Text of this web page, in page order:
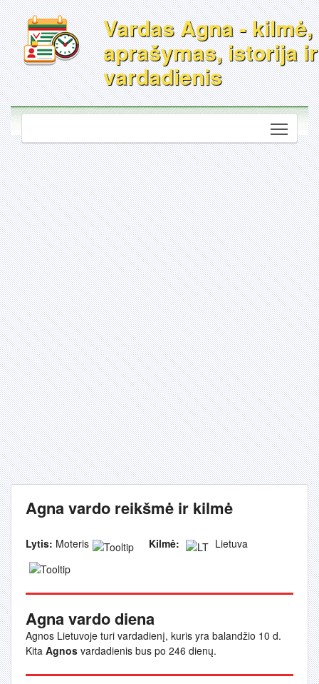
Vardas Agna - kilmė,
aprašymas, istorija ir
vardadienis
Agna vardo reikšmė ir kilmė
Lytis: Moteris Kilmė: Lietuva
Agna vardo diena
Agnos Lietuvoje turi vardadienį, kuris yra balandžio 10 d.
Kita Agnos vardadienis bus po 246 dienų.